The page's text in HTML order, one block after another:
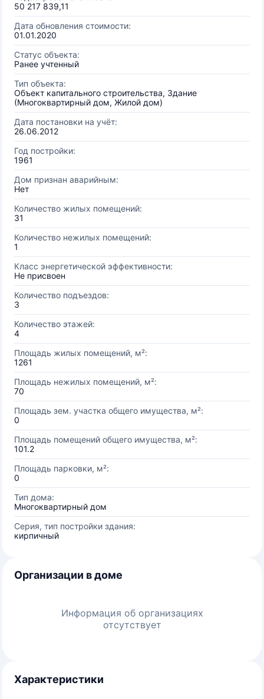
50 217 839,11
Дата обновления стоимости:
01.01.2020
Статус объекта:
Ранее учтенный
Тип объекта:
Объект капитального строительства, Здание
(Многоквартирный дом, Жилой дом)
Дата постановки на учёт:
26.06.2012
Год постройки:
1961
Дом признан аварийным:
Нет
Количество жилых помещений:
31
Количество нежилых помещений:
1
Класс энергетической эффективности:
Не присвоен
Количество подъездов:
3
Количество этажей:
4
Площадь жилых помещений, м²:
1261
Площадь нежилых помещений, м²:
70
Площадь зем. участка общего имущества, м²:
0
Площадь помещений общего имущества, м²:
101.2
Площадь парковки, м²:
0
Тип дома:
Многоквартирный дом
Серия, тип постройки здания:
кирпичный
Организации в доме
Информация об организациях
отсутствует
Характеристики